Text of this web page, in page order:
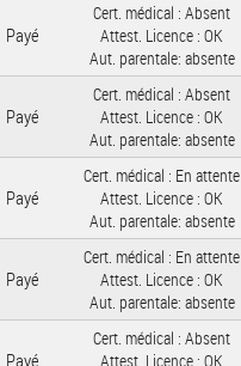
Payé
Cert. médical : Absent
Attest. Licence : OK
Aut. parentale: absente
Payé
Cert. médical : Absent
Attest. Licence : OK
Aut. parentale: absente
Payé
Cert. médical : En attente
Attest. Licence : OK
Aut. parentale: absente
Payé
Cert. médical : En attente
Attest. Licence : OK
Aut. parentale: absente
Payé
Cert. médical : Absent
Attest. Licence : OK